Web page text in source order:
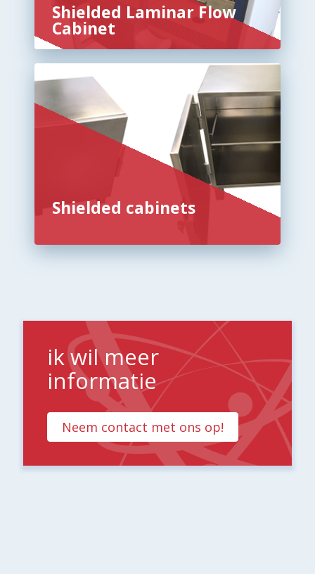
Shielded Laminar Flow
Cabinet
Shielded cabinets
ik wil meer
informatie
Neem contact met ons op!